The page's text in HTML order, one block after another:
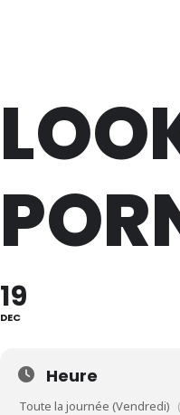
19
DEC
Heure
Toute la journée (Vendredi)